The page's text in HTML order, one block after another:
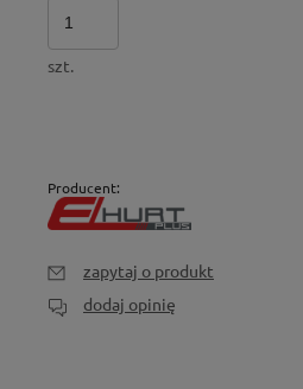
szt.
Producent:
zapytaj o produkt
dodaj opinię